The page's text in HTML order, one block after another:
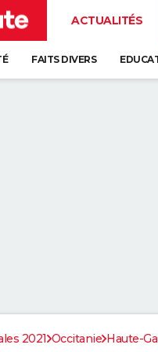
ACTUALITÉS
FAITS DIVERS
2021 Occitanie Haute-